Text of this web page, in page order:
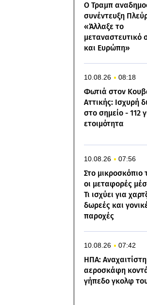
Ο Τραμπ
συνέντευξη
«Άλλαξε το
μεταναστευτικό
και Ευρώπη»
10.08.26 08:18
Φωτιά στον
Αττικής: Ισχυρή
στο σημείο - 112
ετοιμότητα
10.08.26 07:56
Στο μικροσκόπιο
οι μεταφορές
Τι ισχύει για
δωρεές και
παροχές
10.08.26 07:42
ΗΠΑ:
αεροσκάφη
γήπεδο γκολφ